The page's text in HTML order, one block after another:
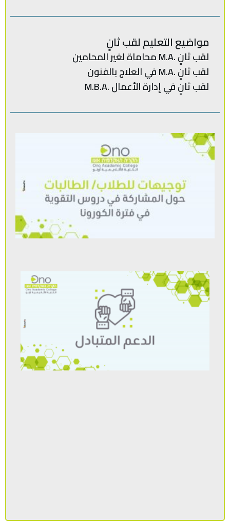
مواضيع التعليم لقب ثانٍ
لقب‭ ‬ثانٍ .‭ ‬M.Aمحاماة‭ ‬لغير‭ ‬المحامين
لقب ثانٍ .M.A في العلاج بالفنون
لقب‭ ‬ثانٍ‭ ‬في‭ ‬إدارة‭ ‬الأعمال .‭ M.B.A